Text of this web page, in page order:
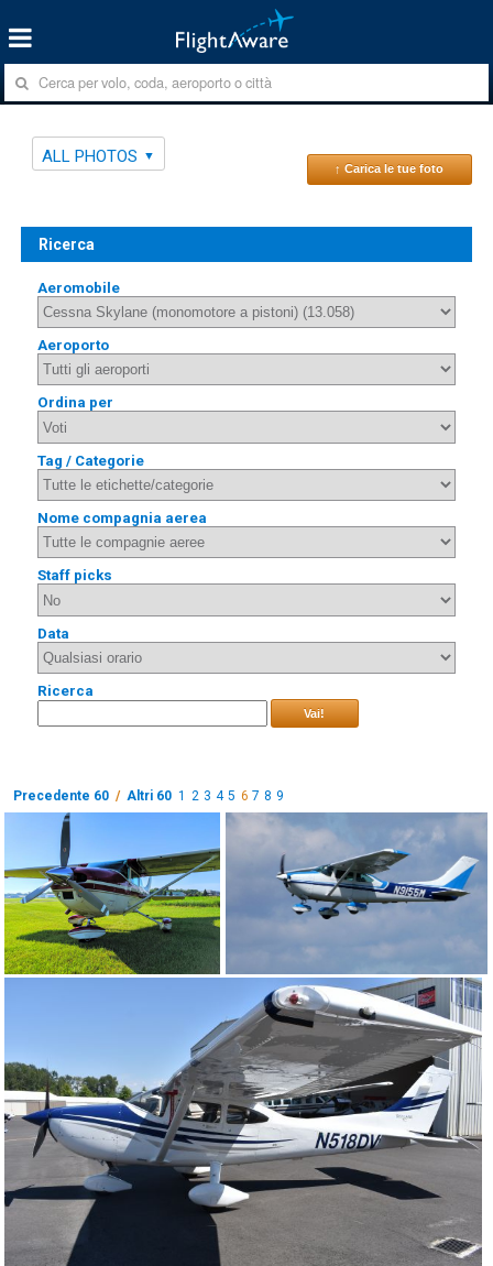
ALL PHOTOS
↑ Carica le tue foto
Ricerca
Aeromobile
Aeroporto
Ordina per
Tag / Categorie
Nome compagnia aerea
Staff picks
Data
Ricerca
Vai!
Precedente 60 / Altri 60 1 2 3 4 5 6 7 8 9